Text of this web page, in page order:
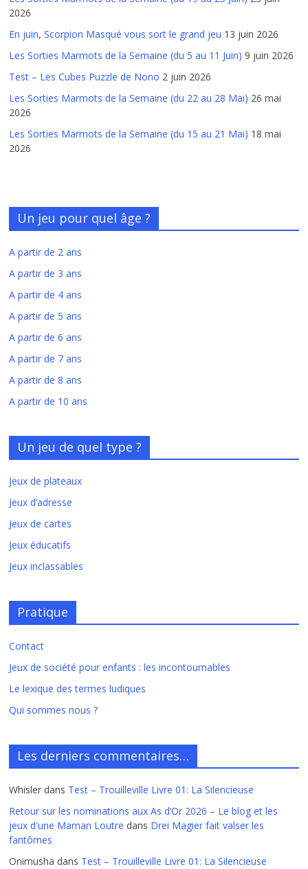
2026
En juin, Scorpion Masqué vous sort le grand jeu 13 juin 2026
Les Sorties Marmots de la Semaine (du 5 au 11 Juin) 9 juin 2026
Test – Les Cubes Puzzle de Nono 2 juin 2026
Les Sorties Marmots de la Semaine (du 22 au 28 Mai) 26 mai
2026
Les Sorties Marmots de la Semaine (du 15 au 21 Mai) 18 mai
2026
Un jeu pour quel âge ?
A partir de 2 ans
A partir de 3 ans
A partir de 4 ans
A partir de 5 ans
A partir de 6 ans
A partir de 7 ans
A partir de 8 ans
A partir de 10 ans
Un jeu de quel type ?
Jeux de plateaux
Jeux d’adresse
Jeux de cartes
Jeux éducatifs
Jeux inclassables
Pratique
Contact
Jeux de société pour enfants : les incontournables
Le lexique des termes ludiques
Qui sommes nous ?
Les derniers commentaires…
Whisler dans Test – Trouilleville Livre 01: La Silencieuse
Retour sur les nominations aux As d’Or 2026 – Le blog et les
jeux d'une Maman Loutre dans Drei Magier fait valser les
fantômes
Onimusha dans Test – Trouilleville Livre 01: La Silencieuse